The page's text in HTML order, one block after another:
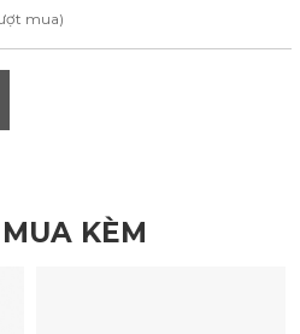
mua)
KÈM